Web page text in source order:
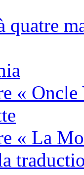
quatre
« Oncle
« La